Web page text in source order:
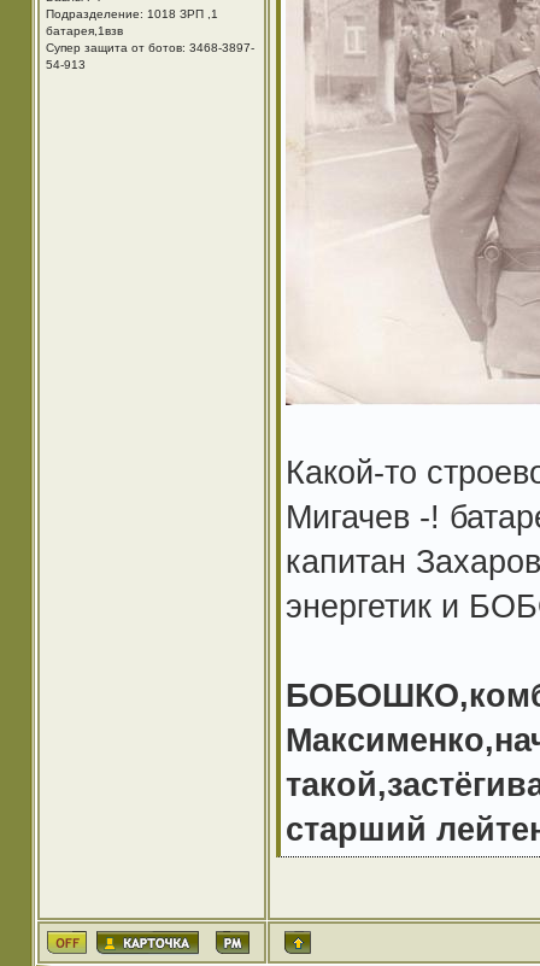
Подразделение: 1018 ЗРП ,1
батарея,1взв
Супер защита от ботов: 3468-3897-
54-913
Какой-то
Мигачев -!
капитан
энергетик и
старший